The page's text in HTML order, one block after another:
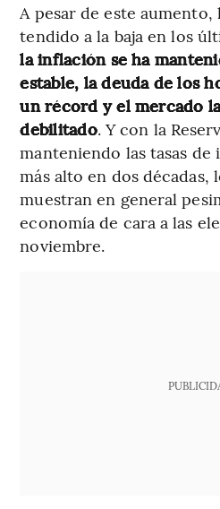
A pesar de este aumento,
tendido a la baja en los
la inflación se ha
estable, la deuda de los
un récord y el mercado
debilitado. Y con la
manteniendo las tasas
más alto en dos décadas,
muestran en general
economía de cara a las
noviembre.